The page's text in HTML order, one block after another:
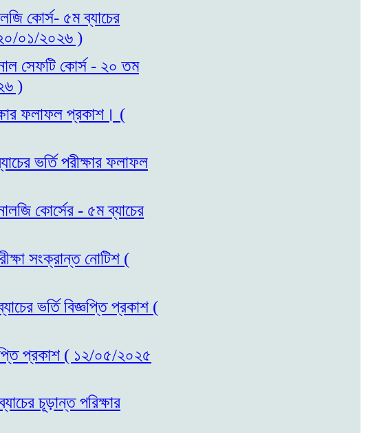
কোর্স- ৫ম ব্যাচের
২০/০১/২০২৬ )
সেফটি কোর্স - ২০ তম
)
ফলাফল প্রকাশ। (
ভর্তি পরীক্ষার ফলাফল
কোর্সের - ৫ম ব্যাচের
সংক্রান্ত নোটিশ (
ভর্তি বিজ্ঞপ্তি প্রকাশ (
প্রকাশ ( ১২/০৫/২০২৫
চূড়ান্ত পরিক্ষার